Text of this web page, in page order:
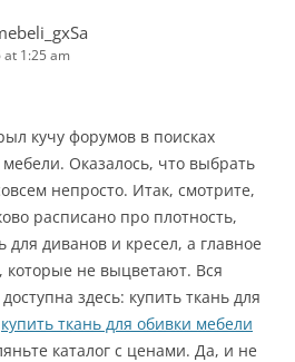
at 1:25 am
кучу форумов в поисках
Оказалось, что выбрать
непросто. Итак, смотрите,
расписано про плотность,
для диванов и кресел, а главное
не выцветают. Вся
здесь: купить ткань для
купить ткань для обивки мебели
каталог с ценами. Да, и не